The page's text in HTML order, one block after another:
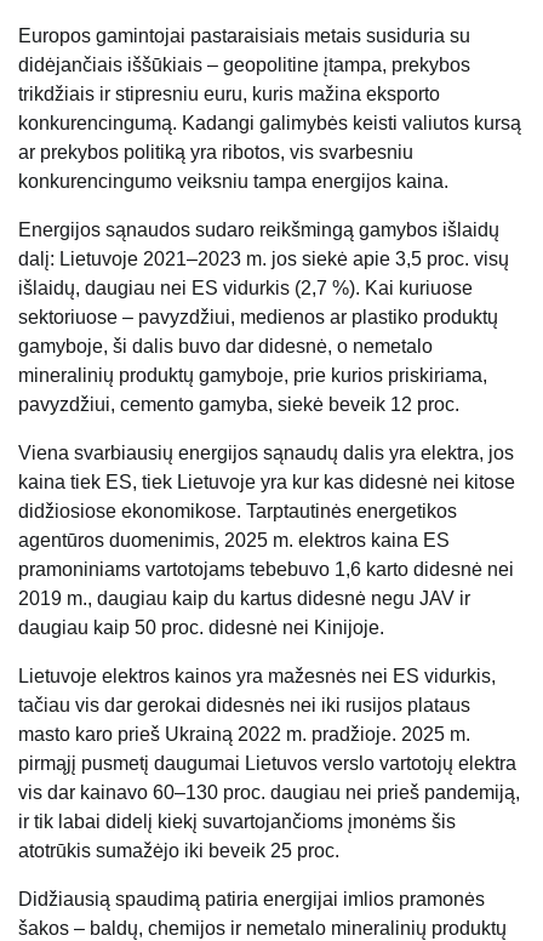
Europos gamintojai pastaraisiais metais susiduria su
didėjančiais iššūkiais – geopolitine įtampa, prekybos
trikdžiais ir stipresniu euru, kuris mažina eksporto
konkurencingumą. Kadangi galimybės keisti valiutos kursą
ar prekybos politiką yra ribotos, vis svarbesniu
konkurencingumo veiksniu tampa energijos kaina.
Energijos sąnaudos sudaro reikšmingą gamybos išlaidų
dalį: Lietuvoje 2021–2023 m. jos siekė apie 3,5 proc. visų
išlaidų, daugiau nei ES vidurkis (2,7 %). Kai kuriuose
sektoriuose – pavyzdžiui, medienos ar plastiko produktų
gamyboje, ši dalis buvo dar didesnė, o nemetalo
mineralinių produktų gamyboje, prie kurios priskiriama,
pavyzdžiui, cemento gamyba, siekė beveik 12 proc.
Viena svarbiausių energijos sąnaudų dalis yra elektra, jos
kaina tiek ES, tiek Lietuvoje yra kur kas didesnė nei kitose
didžiosiose ekonomikose. Tarptautinės energetikos
agentūros duomenimis, 2025 m. elektros kaina ES
pramoniniams vartotojams tebebuvo 1,6 karto didesnė nei
2019 m., daugiau kaip du kartus didesnė negu JAV ir
daugiau kaip 50 proc. didesnė nei Kinijoje.
Lietuvoje elektros kainos yra mažesnės nei ES vidurkis,
tačiau vis dar gerokai didesnės nei iki rusijos plataus
masto karo prieš Ukrainą 2022 m. pradžioje. 2025 m.
pirmąjį pusmetį daugumai Lietuvos verslo vartotojų elektra
vis dar kainavo 60–130 proc. daugiau nei prieš pandemiją,
ir tik labai didelį kiekį suvartojančioms įmonėms šis
atotrūkis sumažėjo iki beveik 25 proc.
Didžiausią spaudimą patiria energijai imlios pramonės
šakos – baldų, chemijos ir nemetalo mineralinių produktų